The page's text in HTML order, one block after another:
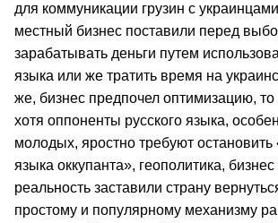
для коммуникации грузин с
местный бизнес поставили перед
зарабатывать деньги путем
языка или же тратить время на
же, бизнес предпочел оптимизацию, то
хотя оппоненты русского языка,
молодых, яростно требуют остановить
языка оккупанта», геополитика,
реальность заставили страну
простому и популярному механизму